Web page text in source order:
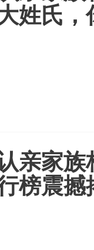
姓氏，
亲家族
榜震撼